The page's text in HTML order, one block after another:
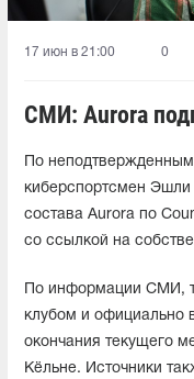
17 июн в 21:00 0
СМИ: Aurora
По
киберспортсмен Эшли
состава Aurora по
со ссылкой на
По информации СМИ,
клубом и официально
окончания текущего
Кёльне. Источники